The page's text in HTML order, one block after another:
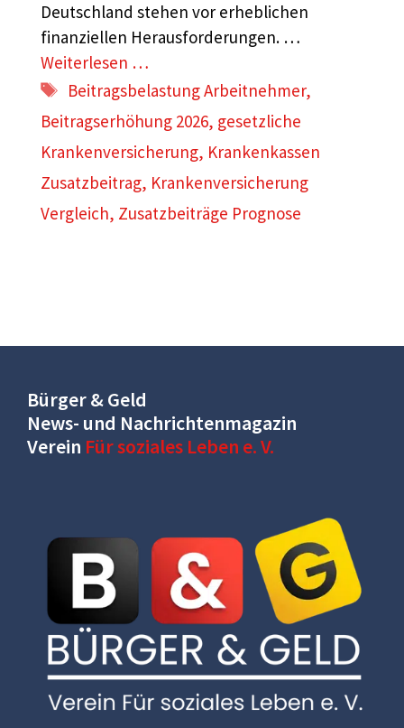
Deutschland stehen vor erheblichen
finanziellen Herausforderungen. …
Weiterlesen …
Schlagwörter
Beitragsbelastung Arbeitnehmer,
Beitragserhöhung 2026, gesetzliche
Krankenversicherung, Krankenkassen
Zusatzbeitrag, Krankenversicherung
Vergleich, Zusatzbeiträge Prognose
Bürger & Geld
News- und Nachrichtenmagazin
Verein Für soziales Leben e. V.